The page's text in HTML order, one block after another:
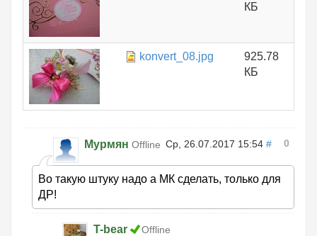
КБ
konvert_08.jpg
925.78
КБ
Мурмян Offline Ср, 26.07.2017 15:54 # 0
Во такую штуку надо а МК сделать, только для
ДР!
T-bear
Offline